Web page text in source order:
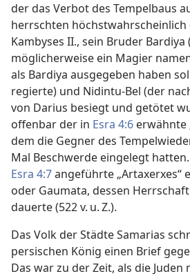
der das Verbot des Tempelbaus
herrschten höchstwahrscheinlich
Kambyses II., sein Bruder Bardiya
möglicherweise ein Magier
als Bardiya ausgegeben haben
regierte) und Nidintu-Bel (der
von Darius besiegt und getötet
offenbar der in Esra 4:6 erwähnte
dem die Gegner des
Mal Beschwerde eingelegt
Esra 4:7angeführte „Artaxerxes“
oder Gaumata, dessen
dauerte (522 v. u. Z.).
Das Volk der Städte Samarias
persischen König einen Brief
Das war zu der Zeit, als die Juden